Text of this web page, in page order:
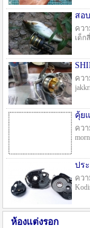
สอ
ควา
เด็ก
ควา
คุ้ย
ควา
ควา
ห้องแต่งรอก